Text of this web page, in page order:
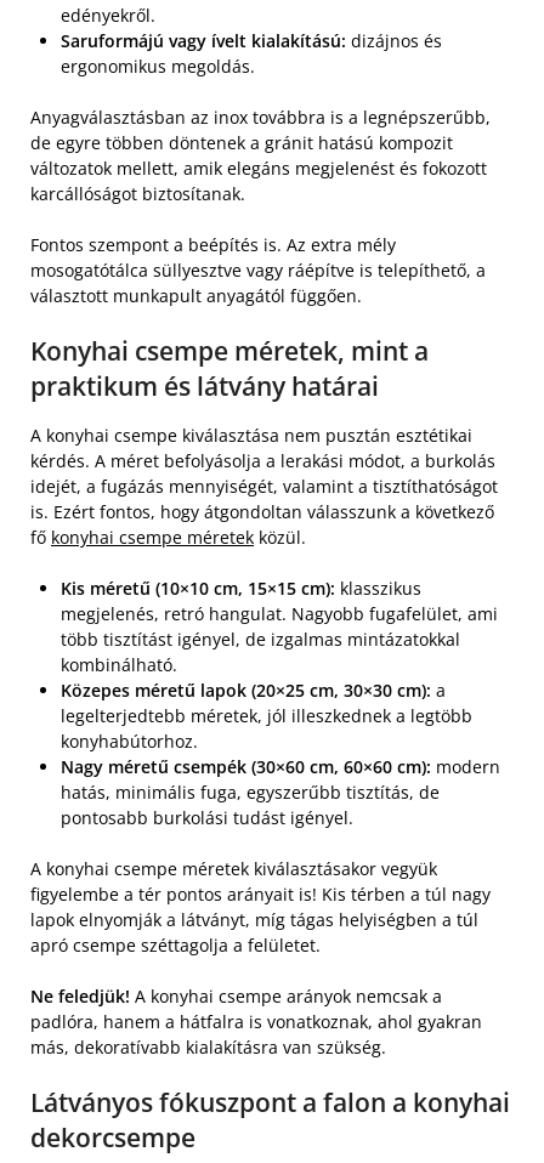
edényekről.
Saruformájú vagy ívelt kialakítású: dizájnos és
ergonomikus megoldás.
Anyagválasztásban az inox továbbra is a legnépszerűbb,
de egyre többen döntenek a gránit hatású kompozit
változatok mellett, amik elegáns megjelenést és fokozott
karcállóságot biztosítanak.
Fontos szempont a beépítés is. Az extra mély
mosogatótálca süllyesztve vagy ráépítve is telepíthető, a
választott munkapult anyagától függően.
Konyhai csempe méretek, mint a
praktikum és látvány határai
A konyhai csempe kiválasztása nem pusztán esztétikai
kérdés. A méret befolyásolja a lerakási módot, a burkolás
idejét, a fugázás mennyiségét, valamint a tisztíthatóságot
is. Ezért fontos, hogy átgondoltan válasszunk a következő
fő konyhai csempe méretek közül.
Kis méretű (10×10 cm, 15×15 cm): klasszikus
megjelenés, retró hangulat. Nagyobb fugafelület, ami
több tisztítást igényel, de izgalmas mintázatokkal
kombinálható.
Közepes méretű lapok (20×25 cm, 30×30 cm): a
legelterjedtebb méretek, jól illeszkednek a legtöbb
konyhabútorhoz.
Nagy méretű csempék (30×60 cm, 60×60 cm): modern
hatás, minimális fuga, egyszerűbb tisztítás, de
pontosabb burkolási tudást igényel.
A konyhai csempe méretek kiválasztásakor vegyük
figyelembe a tér pontos arányait is! Kis térben a túl nagy
lapok elnyomják a látványt, míg tágas helyiségben a túl
apró csempe széttagolja a felületet.
Ne feledjük! A konyhai csempe arányok nemcsak a
padlóra, hanem a hátfalra is vonatkoznak, ahol gyakran
más, dekoratívabb kialakításra van szükség.
Látványos fókuszpont a falon a konyhai
dekorcsempe